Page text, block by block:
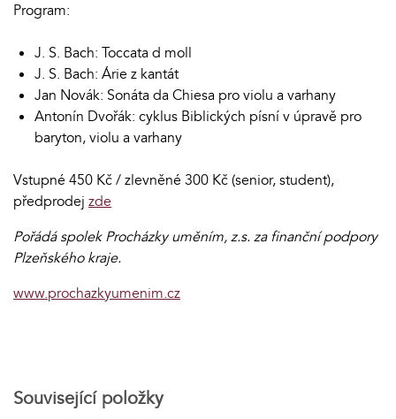
Program:
J. S. Bach: Toccata d moll
J. S. Bach: Árie z kantát
Jan Novák: Sonáta da Chiesa pro violu a varhany
Antonín Dvořák: cyklus Biblických písní v úpravě pro
baryton, violu a varhany
Vstupné 450 Kč / zlevněné 300 Kč (senior, student),
předprodej zde
Pořádá spolek Procházky uměním, z.s. za finanční podpory
Plzeňského kraje.
www.prochazkyumenim.cz
Související položky